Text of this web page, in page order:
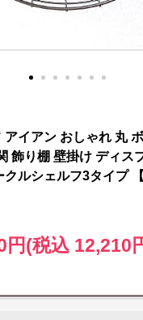
アイアン おしゃれ 丸
飾り棚 壁掛け ディス
ルシェルフ3タイプ
円(税込 12,210